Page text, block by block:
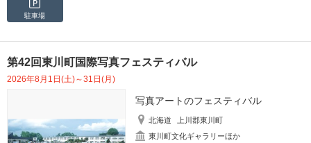
駐車場
第42回東川町国際写真フェスティバル
2026年8月1日(土)～31日(月)
写真アートのフェスティバル
北海道
上川郡東川町
東川町文化ギャラリーほか